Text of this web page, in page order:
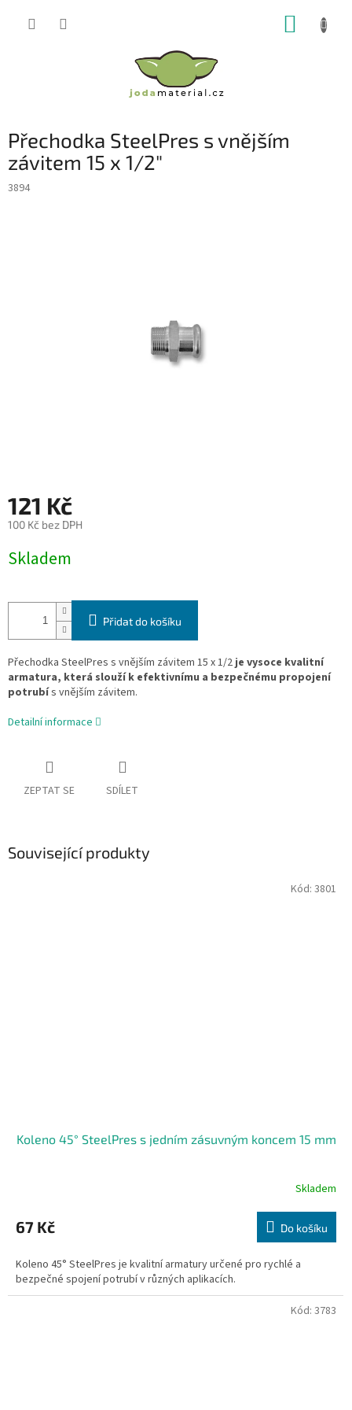
Přechodka SteelPres s vnějším
závitem 15 x 1/2"
3894
121 Kč
100 Kč bez DPH
cena:
Skladem
Přidat do košíku
Přechodka SteelPres s vnějším závitem 15 x 1/2je vysoce kvalitní
armatura, která slouží k efektivnímu a bezpečnému propojení
potrubís vnějším závitem.
Detailní informace
ZEPTAT SE SDÍLET
Související produkty
Koleno 45° SteelPres s jedním zásuvným koncem 15 mm
Skladem
67 Kč Do košíku
Koleno 45° SteelPres je kvalitní armatury určené pro rychlé a
bezpečné spojení potrubí v různých aplikacích.
Kód: 3801
Kód: 3783